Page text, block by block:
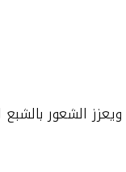
ويعزز الشعور